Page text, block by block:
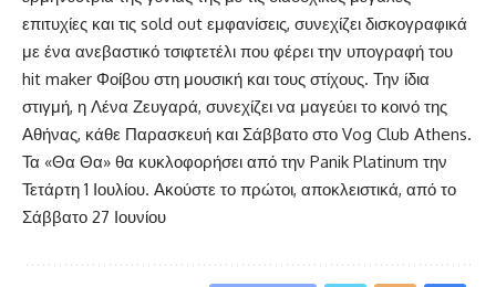
επιτυχίες και τις sold out εμφανίσεις, συνεχίζει δισκογραφικά
με ένα ανεβαστικό τσιφτετέλι που φέρει την υπογραφή του
hit maker Φοίβου στη μουσική και τους στίχους. Την ίδια
στιγμή, η Λένα Ζευγαρά, συνεχίζει να μαγεύει το κοινό της
Αθήνας, κάθε Παρασκευή και Σάββατο στο Vog Club Athens.
Τα «Θα Θα» θα κυκλοφορήσει από την Panik Platinum την
Τετάρτη 1 Ιουλίου. Ακούστε το πρώτοι, αποκλειστικά, από το
Σάββατο 27 Ιουνίου